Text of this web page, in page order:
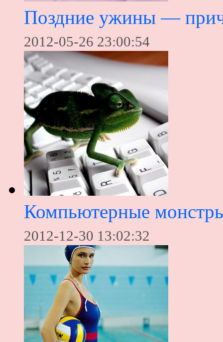
Поздние ужины —
2012-05-26 23:00:54
Компьютерные
2012-12-30 13:02:32